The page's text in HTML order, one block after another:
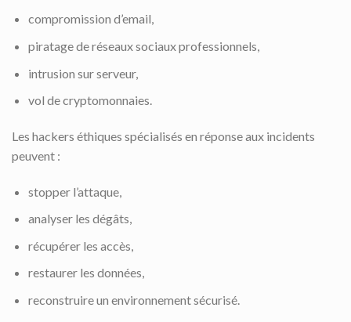
compromission d’email,
piratage de réseaux sociaux professionnels,
intrusion sur serveur,
vol de cryptomonnaies.
Les hackers éthiques spécialisés en réponse aux incidents
peuvent :
stopper l’attaque,
analyser les dégâts,
récupérer les accès,
restaurer les données,
reconstruire un environnement sécurisé.